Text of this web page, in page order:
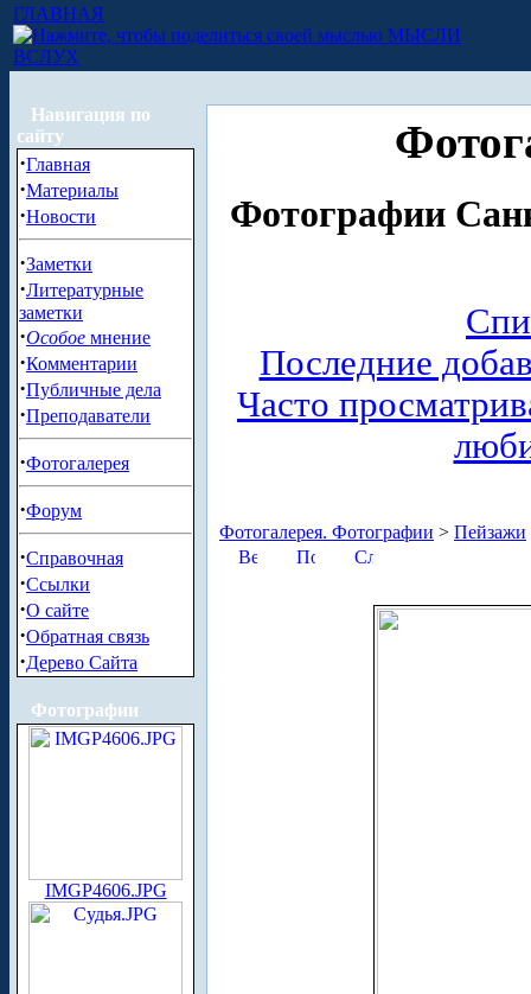
ГЛАВНАЯ
МЫСЛИ
ВСЛУХ
Навигация по
сайту
·Главная
·Материалы
·Новости
·Заметки
·Литературные
заметки
·Особое мнение
·Комментарии
·Публичные дела
·Преподаватели
·Фотогалерея
·Форум
·Справочная
·Ссылки
·О сайте
·Обратная связь
·Дерево Сайта
Фотографии
IMGP4606.JPG
Фотографии
Последние
Часто
Фотогалерея. Фотографии > Пейзажи